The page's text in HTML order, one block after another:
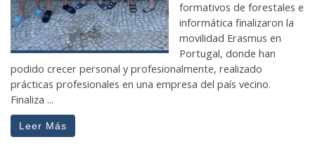
formativos de forestales e
informática finalizaron la
movilidad Erasmus en
Portugal, donde han
podido crecer personal y profesionalmente, realizado
prácticas profesionales en una empresa del país vecino.
Finaliza ...
Leer Más